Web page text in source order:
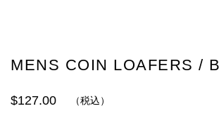
MENS COIN LOAFERS /
$127.00 （税込）